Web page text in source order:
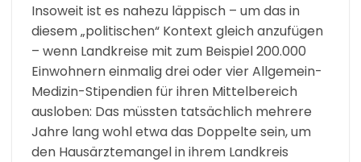
Insoweit ist es nahezu läppisch – um das in
diesem „politischen“ Kontext gleich anzufügen
– wenn Landkreise mit zum Beispiel 200.000
Einwohnern einmalig drei oder vier Allgemein-
Medizin-Stipendien für ihren Mittelbereich
ausloben: Das müssten tatsächlich mehrere
Jahre lang wohl etwa das Doppelte sein, um
den Hausärztemangel in ihrem Landkreis